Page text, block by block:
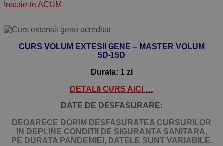
Inscrie-te ACUM
CURS VOLUM EXTESII GENE – MASTER VOLUM
5D-15D
Durata: 1 zi
DETALII CURS AICI …
DATE DE DESFASURARE:
DEOARECE DORIM DESFASURATEA CURSURILOR
IN DEPLINE CONDITII DE SIGURANTA SANITARA,
PE DURATA PANDEMIEI, DATELE SUNT VARIABILE.